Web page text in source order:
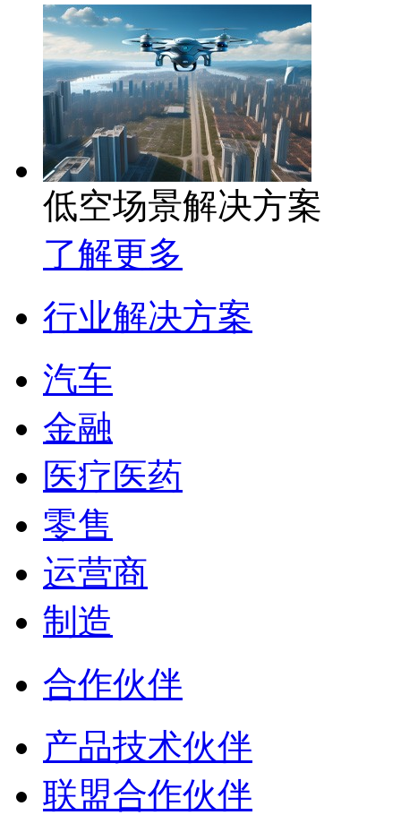
低空场景解决方案
了解更多
行业解决方案
汽车
金融
医疗医药
零售
运营商
制造
合作伙伴
产品技术伙伴
联盟合作伙伴